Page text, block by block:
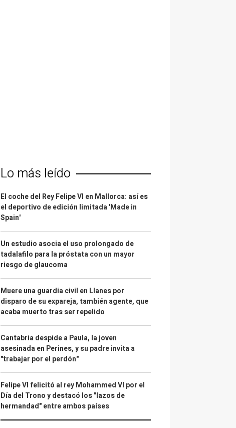
Lo más leído
El coche del Rey Felipe VI en Mallorca: así es
el deportivo de edición limitada 'Made in
Spain'
Un estudio asocia el uso prolongado de
tadalafilo para la próstata con un mayor
riesgo de glaucoma
Muere una guardia civil en Llanes por
disparo de su expareja, también agente, que
acaba muerto tras ser repelido
Cantabria despide a Paula, la joven
asesinada en Perines, y su padre invita a
"trabajar por el perdón"
Felipe VI felicitó al rey Mohammed VI por el
Día del Trono y destacó los "lazos de
hermandad" entre ambos países